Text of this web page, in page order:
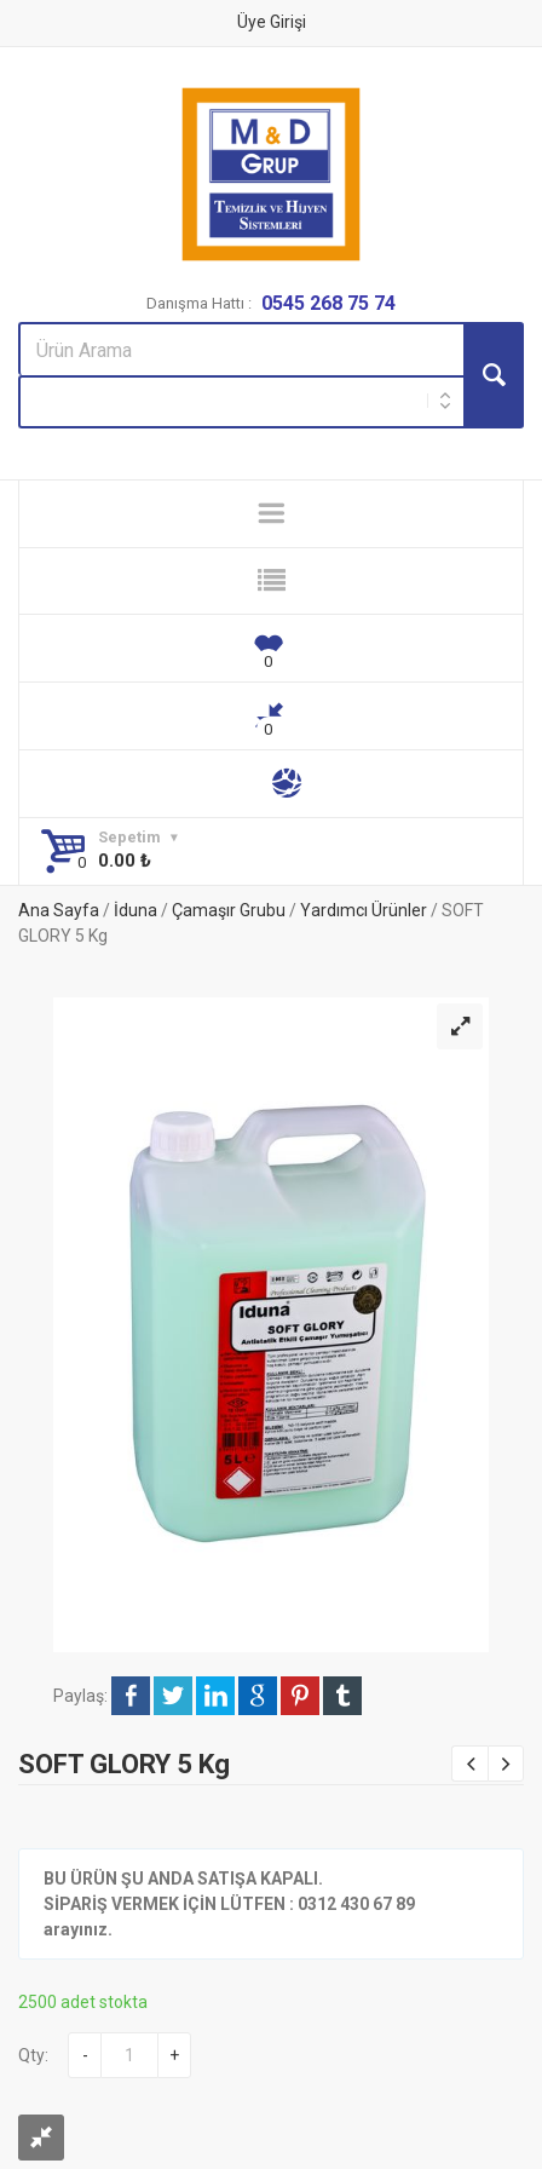
Üye Girişi
Danışma Hattı : 0545 268 75 74
Sepetim
0.00 ₺
Ana Sayfa/ İduna/ Çamaşır Grubu / Yardımcı Ürünler/ SOFT
GLORY 5 Kg
Paylaş:
SOFT GLORY 5 Kg
BU ÜRÜN ŞU ANDA SATIŞA KAPALI.
SİPARİŞ VERMEK İÇİN LÜTFEN : 0312 430 67 89
arayınız.
2500 adet stokta
Qty: - +